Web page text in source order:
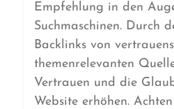
Empfehlung in den
Suchmaschinen. Durch
Backlinks von
themenrelevanten
Vertrauen und die
Website erhöhen.